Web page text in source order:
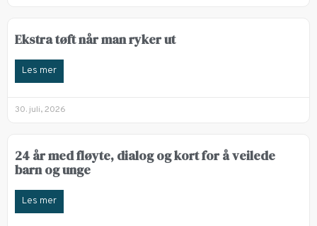
Ekstra tøft når man ryker ut
Les mer
30. juli, 2026
24 år med fløyte, dialog og kort for å veilede
barn og unge
Les mer